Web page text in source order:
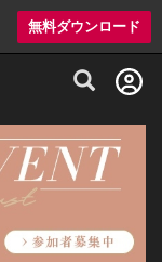
無料ダウンロード
アムレストラン予約